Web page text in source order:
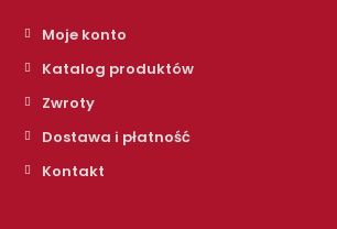
Moje konto
Katalog produktów
Zwroty
Dostawa i płatność
Kontakt